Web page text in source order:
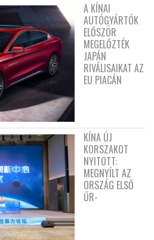
A KÍNAI
AUTÓGYÁRTÓK
ELŐSZÖR
MEGELŐZTÉK
JAPÁN
RIVÁLISAIKAT AZ
EU PIACÁN
KÍNA ÚJ
KORSZAKOT
NYITOTT:
MEGNYÍLT AZ
ORSZÁG ELSŐ
ŰR-